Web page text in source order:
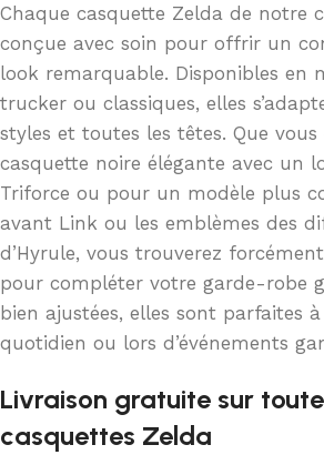
Chaque casquette Zelda de notre
conçue avec soin pour offrir un
look remarquable. Disponibles en
trucker ou classiques, elles
styles et toutes les têtes. Que
casquette noire élégante avec un
Triforce ou pour un modèle plus
avant Link ou les emblèmes des
d’Hyrule, vous trouverez
pour compléter votre garde-robe
bien ajustées, elles sont parfaites
quotidien ou lors d’événements
Livraison gratuite sur
casquettes Zelda